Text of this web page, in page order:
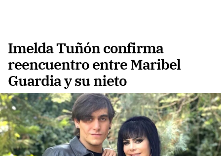
Imelda Tuñón confirma
reencuentro entre Maribel
Guardia y su nieto